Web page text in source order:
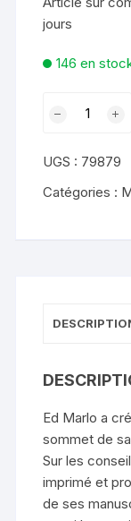
jours
146 en
Card
Book
UGS : 79879
Catégories :
Ed Marlo a
sommet de
Sur les
imprimé et
de ses